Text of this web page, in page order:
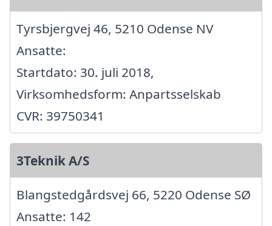
Tyrsbjergvej 46, 5210 Odense NV
Ansatte:
Startdato: 30. juli 2018,
Virksomhedsform: Anpartsselskab
CVR: 39750341
3Teknik A/S
Blangstedgårdsvej 66, 5220 Odense SØ
Ansatte: 142